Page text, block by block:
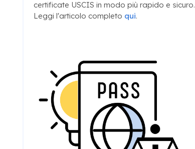
certificate USCIS in modo più rapido e sicuro.
Leggi l'articolo completo qui.